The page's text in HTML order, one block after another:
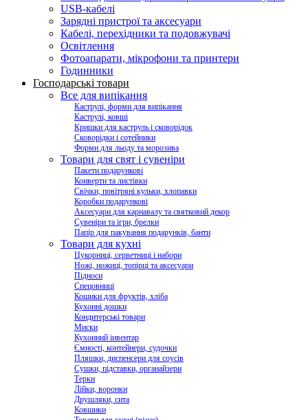
USB-кабелі
Зарядні пристрої та аксесуари
Кабелі, перехідники та подовжувачі
Освітлення
Фотоапарати, мікрофони та принтери
Годинники
Господарські товари
Все для випікання
Каструлі, форми для випікання
Каструлі, ковші
Кришки для каструль і сковорідок
Сковорідки і сотейники
Форми для льоду та морозива
Товари для свят і сувеніри
Пакети подарункові
Конверти та листівки
Свічки, повітряні кульки, хлопавки
Коробки подарункові
Аксесуари для карнавалу та святковий декор
Сувеніри та ігри, брелки
Папір для пакування подарунків, банти
Товари для кухні
Цукорниці, серветниці і набори
Ножі, ножиці, топірці та аксесуари
Підноси
Спецовниці
Кошики для фруктів, хліба
Кухонні дошки
Кондитерські товари
Миски
Кухонний інвентар
Ємності, контейнери, судочки
Пляшки, диспенсери для соусів
Сушки, підставки, органайзери
Терки
Лійки, воронки
Друшляки, сита
Ковшики